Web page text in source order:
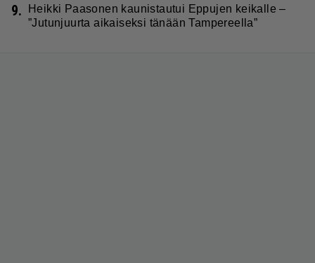
9.
Heikki Paasonen kaunistautui Eppujen keikalle –
”Jutunjuurta aikaiseksi tänään Tampereella”